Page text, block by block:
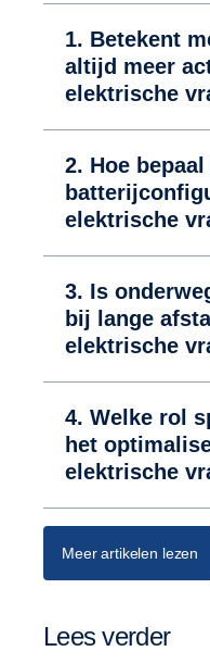
1. Betekent
altijd meer
elektrische
2. Hoe
elektrische
3. Is
bij lange
elektrische
4. Welke rol
het
elektrische
Meer artikelen lezen
Lees verder